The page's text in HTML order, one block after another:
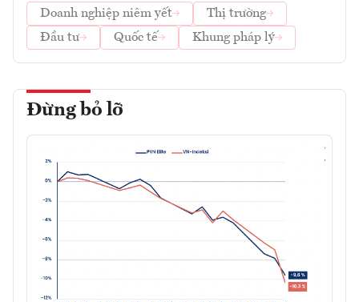
Doanh nghiệp niêm yết
Thị trường
Đầu tư
Quốc tế Khung pháp lý
Đừng bỏ lỡ